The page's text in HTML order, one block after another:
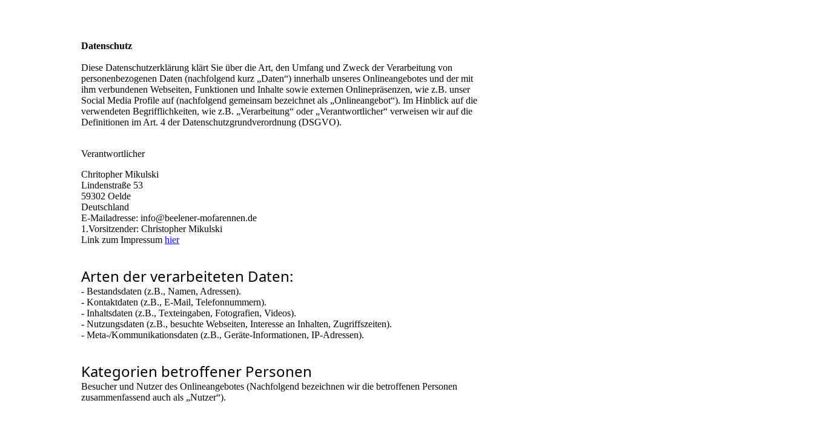
Datenschutz
Diese Datenschutzerklärung klärt Sie über die Art, den Umfang und Zweck der Verarbeitung von
personenbezogenen Daten (nachfolgend kurz „Daten“) innerhalb unseres Onlineangebotes und der mit
ihm verbundenen Webseiten, Funktionen und Inhalte sowie externen Onlinepräsenzen, wie z.B. unser
Social Media Profile auf (nachfolgend gemeinsam bezeichnet als „Onlineangebot“). Im Hinblick auf die
verwendeten Begrifflichkeiten, wie z.B. „Verarbeitung“ oder „Verantwortlicher“ verweisen wir auf die
Definitionen im Art. 4 der Datenschutzgrundverordnung (DSGVO).
Verantwortlicher
Chritopher Mikulski
Lindenstraße 53
59302 Oelde
Deutschland
E-Mailadresse: info@beelener-mofarennen.de
1.Vorsitzender: Christopher Mikulski
Link zum Impressumhier
Arten der verarbeiteten Daten:
- Bestandsdaten (z.B., Namen, Adressen).
- Kontaktdaten (z.B., E-Mail, Telefonnummern).
- Inhaltsdaten (z.B., Texteingaben, Fotografien, Videos).
- Nutzungsdaten (z.B., besuchte Webseiten, Interesse an Inhalten, Zugriffszeiten).
- Meta-/Kommunikationsdaten (z.B., Geräte-Informationen, IP-Adressen).
Kategorien betroffener Personen
Besucher und Nutzer des Onlineangebotes (Nachfolgend bezeichnen wir die betroffenen Personen
zusammenfassend auch als „Nutzer“).